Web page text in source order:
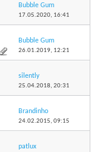
Bubble Gum
17.05.2020, 16:41
Bubble Gum
26.01.2019, 12:21
silently
25.04.2018, 20:31
Brandinho
24.02.2015, 09:15
patlux